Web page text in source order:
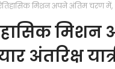
मिशन अपने अंतिम चरण में,
अंतरिक्ष